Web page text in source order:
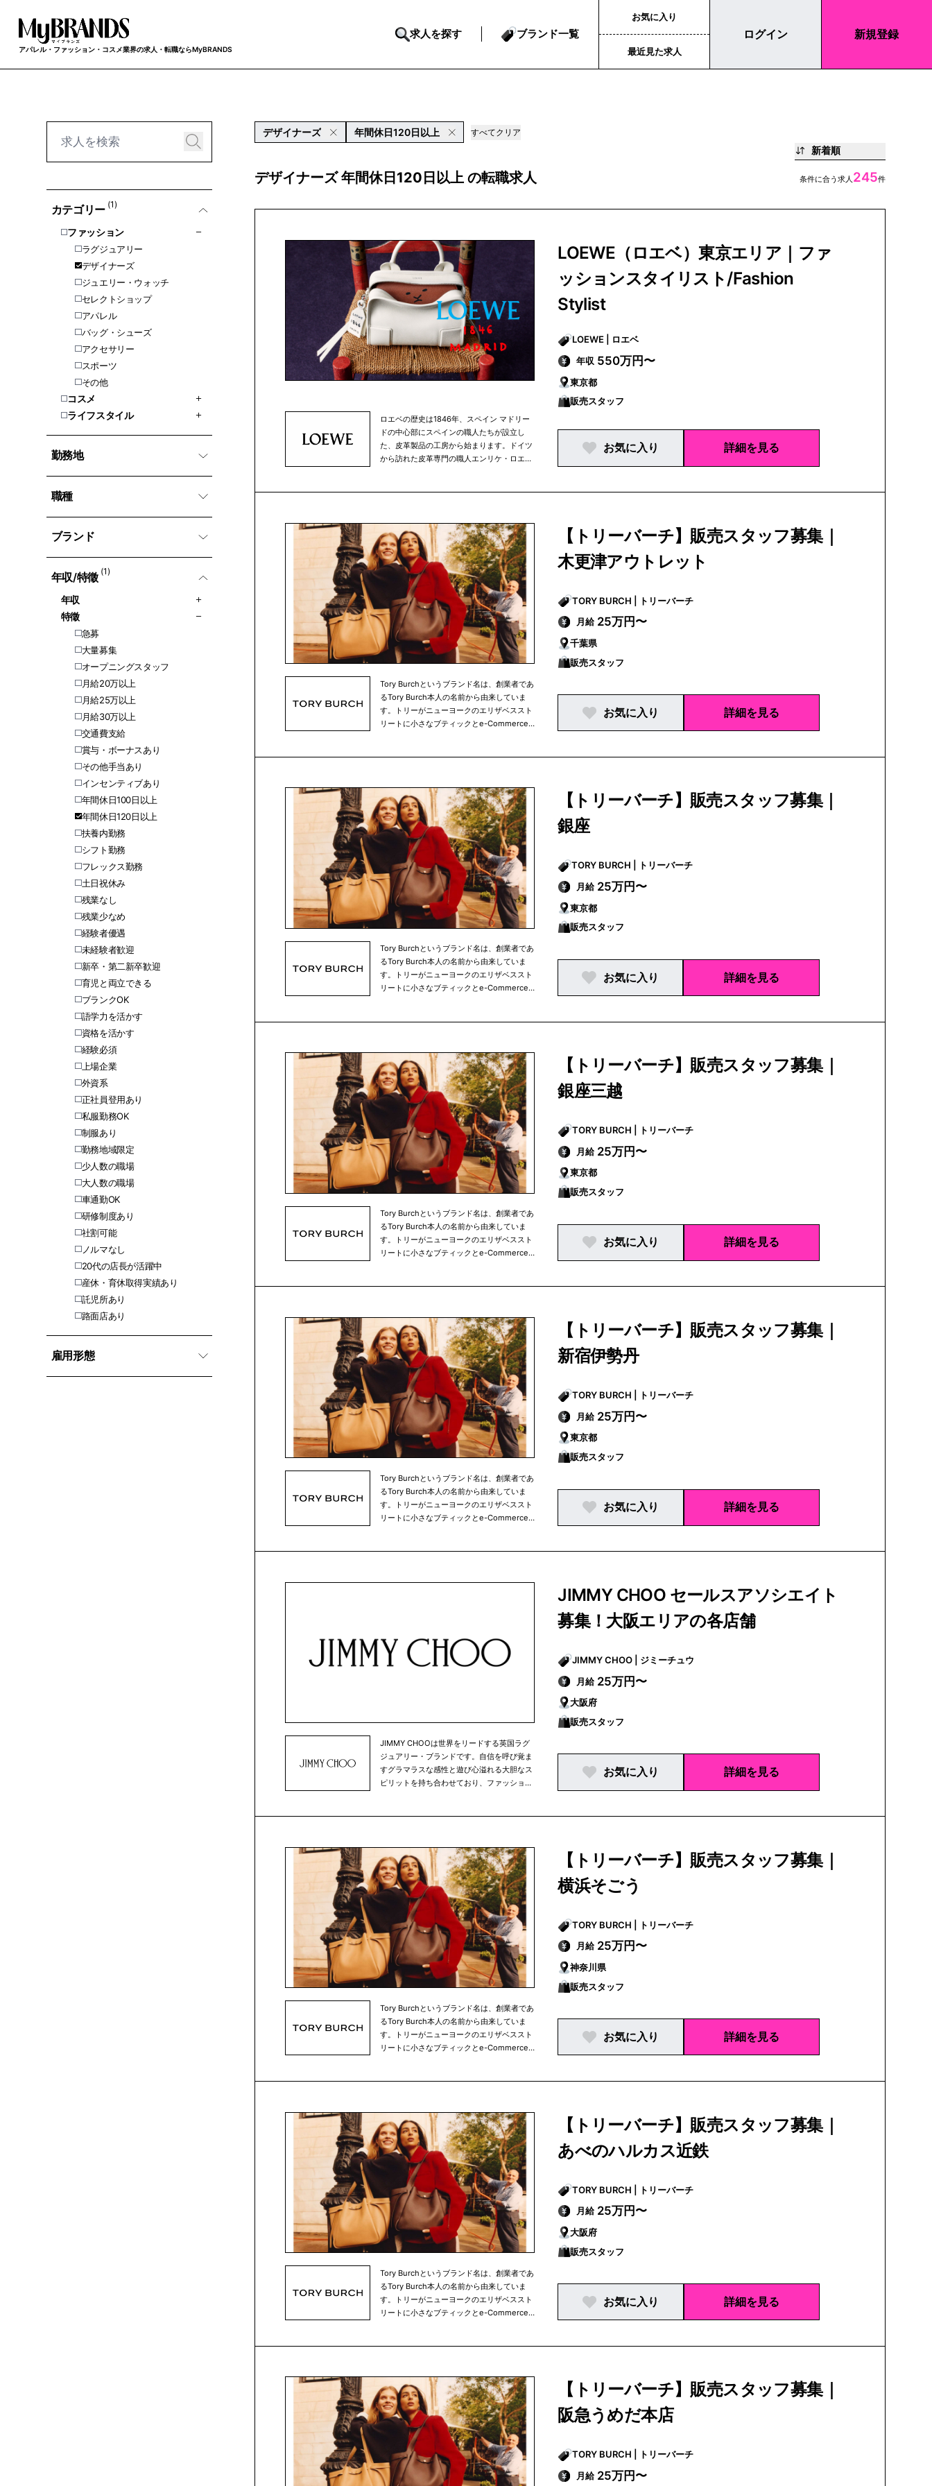
アパレル・ファッション・コスメ業界の求人・転職ならMyBRANDS
求人を探す ブランド一覧
お気に入り
最近見た求人
ログイン 新規登録
カテゴリー (1)
ファッション
ラグジュアリー
デザイナーズ
ジュエリー・ウォッチ
セレクトショップ
アパレル
バッグ・シューズ
アクセサリー
スポーツ
その他
コスメ
ライフスタイル
勤務地
職種
ブランド
年収/特徵 (1)
年収
特徵
急募
大量募集
オープニングスタッフ
月給20万以上
月給25万以上
月給30万以上
交通費支給
賞与・ボーナスあり
その他手当あり
インセンティブあり
年間休日100日以上
年間休日120日以上
扶養内勤務
シフト勤務
フレックス勤務
土日祝休み
残業なし
残業少なめ
経験者優遇
未経験者歓迎
新卒・第二新卒歓迎
育児と両立できる
ブランクOK
語学力を活かす
資格を活かす
経験必須
上場企業
外資系
正社員登用あり
私服勤務OK
制服あり
勤務地域限定
少人数の職場
大人数の職場
車通勤OK
研修制度あり
社割可能
ノルマなし
20代の店長が活躍中
産休・育休取得実績あり
託児所あり
路面店あり
雇用形態
デザイナーズ 年間休日120日以上 すべてクリア
新着順
デザイナーズ 年間休日120日以上 の転職求人 条件に合う求人 245件
ロエベの歴史は1846年、スペイン マドリー
ドの中心部にスペインの職人たちが設立し
た、皮革製品の工房から始まります。ドイツ
から訪れた皮革専門の職人エンリケ・ロエ
品は、スペインの人々を魅了し、その名声は
すぐに不動のものとなりました。以来、21世
紀に入ってからも、ロエベは、常に革新的な
試みに挑戦しながら、成長していきます。
LOEWE（ロエベ）東京エリア｜ファ
ッションスタイリスト/Fashion
Stylist
LOEWE | ロエベ
年収 550万円〜
東京都
販売スタッフ
お気に入り 詳細を見る
Tory Burchというブランド名は、創業者であ
るTory Burch本人の名前から由来していま
す。トリーがニューヨークのエリザベススト
リートに小さなブティックとe-Commerce
てきています。創業からたった十数年で、ト
リーバーチというブランドを世界的に有名な
ブランドへと育て上げました。トリーバーチ
は世界各地にブランドを展開しています。現
在トリーバーチで働く仲間は、世界中で
4500名ほどとなっております。ニューヨー
クを拠点とするインターナショナルブランド
で、「世界中の人々にインスピレーションを
与え、個性、美しさ、そして自信に満ちたカ
ラフルな毎日を送ってほしい」という願いが
込められています。当社のコレクションは、
たコレクションで、商品ラインナップは衣
類、靴、ハンドバッグ、アクセサリー、時
計、ホームアイテムなど、多岐にわたりま
す。
【トリーバーチ】販売スタッフ募集｜
木更津アウトレット
TORY BURCH | トリーバーチ
月給 25万円〜
千葉県
販売スタッフ
お気に入り 詳細を見る
Tory Burchというブランド名は、創業者であ
るTory Burch本人の名前から由来していま
す。トリーがニューヨークのエリザベススト
リートに小さなブティックとe-Commerce
てきています。創業からたった十数年で、ト
リーバーチというブランドを世界的に有名な
ブランドへと育て上げました。トリーバーチ
は世界各地にブランドを展開しています。現
在トリーバーチで働く仲間は、世界中で
4500名ほどとなっております。ニューヨー
クを拠点とするインターナショナルブランド
で、「世界中の人々にインスピレーションを
与え、個性、美しさ、そして自信に満ちたカ
ラフルな毎日を送ってほしい」という願いが
込められています。当社のコレクションは、
たコレクションで、商品ラインナップは衣
類、靴、ハンドバッグ、アクセサリー、時
計、ホームアイテムなど、多岐にわたりま
す。
【トリーバーチ】販売スタッフ募集｜
銀座
TORY BURCH | トリーバーチ
月給 25万円〜
東京都
販売スタッフ
お気に入り 詳細を見る
Tory Burchというブランド名は、創業者であ
るTory Burch本人の名前から由来していま
す。トリーがニューヨークのエリザベススト
リートに小さなブティックとe-Commerce
てきています。創業からたった十数年で、ト
リーバーチというブランドを世界的に有名な
ブランドへと育て上げました。トリーバーチ
は世界各地にブランドを展開しています。現
在トリーバーチで働く仲間は、世界中で
4500名ほどとなっております。ニューヨー
クを拠点とするインターナショナルブランド
で、「世界中の人々にインスピレーションを
与え、個性、美しさ、そして自信に満ちたカ
ラフルな毎日を送ってほしい」という願いが
込められています。当社のコレクションは、
たコレクションで、商品ラインナップは衣
類、靴、ハンドバッグ、アクセサリー、時
計、ホームアイテムなど、多岐にわたりま
す。
【トリーバーチ】販売スタッフ募集｜
銀座三越
TORY BURCH | トリーバーチ
月給 25万円〜
東京都
販売スタッフ
お気に入り 詳細を見る
Tory Burchというブランド名は、創業者であ
るTory Burch本人の名前から由来していま
す。トリーがニューヨークのエリザベススト
リートに小さなブティックとe-Commerce
てきています。創業からたった十数年で、ト
在トリーバーチで働く仲間は、世界中で
4500名ほどとなっております。ニューヨー
クを拠点とするインターナショナルブランド
たコレクションで、商品ラインナップは衣
類、靴、ハンドバッグ、アクセサリー、時
計、ホームアイテムなど、多岐にわたりま
す。
【トリーバーチ】販売スタッフ募集｜
新宿伊勢丹
TORY BURCH | トリーバーチ
月給 25万円〜
東京都
販売スタッフ
お気に入り 詳細を見る
JIMMY CHOOは世界をリードする英国ラグ
ジュアリー・ブランドです。自信を呼び覚ま
すグラマラスな感性と遊び心溢れる大胆なス
ピリットを持ち合わせており、ファッション
ズを中核アイテムに、ハンドバッグ、革小
物、スカーフ、サングラス、アイウェア、ベ
ルト、フレグランス、メンズシューズ等を展
開。クリエイティブ・ディレクターのサンド
ラ・チョイは、「世界でもっとも愛されるラ
グジュアリー・ブランドを構築する」という
ビジョンを 掲げ、1996年の設立以来ブラ
ンドと 共に歩んでいます。現在、グローバ
ル店舗ネットワークは200店以上、世界中の
有名百貨店やセレクトショップにも出店して
います。JIMMY CHOOは、グローバル・フ
プリ・ホールディングス・リミテッドの傘下
ブランドです。
JIMMY CHOO セールスアソシエイト
募集！大阪エリアの各店舗
JIMMY CHOO | ジミーチュウ
月給 25万円〜
大阪府
販売スタッフ
お気に入り 詳細を見る
Tory Burchというブランド名は、創業者であ
るTory Burch本人の名前から由来していま
す。トリーがニューヨークのエリザベススト
リートに小さなブティックとe-Commerce
てきています。創業からたった十数年で、ト
リーバーチというブランドを世界的に有名な
ブランドへと育て上げました。トリーバーチ
は世界各地にブランドを展開しています。現
在トリーバーチで働く仲間は、世界中で
4500名ほどとなっております。ニューヨー
クを拠点とするインターナショナルブランド
で、「世界中の人々にインスピレーションを
与え、個性、美しさ、そして自信に満ちたカ
ラフルな毎日を送ってほしい」という願いが
込められています。当社のコレクションは、
たコレクションで、商品ラインナップは衣
類、靴、ハンドバッグ、アクセサリー、時
計、ホームアイテムなど、多岐にわたりま
す。
【トリーバーチ】販売スタッフ募集｜
横浜そごう
TORY BURCH | トリーバーチ
月給 25万円〜
神奈川県
販売スタッフ
お気に入り 詳細を見る
Tory Burchというブランド名は、創業者であ
るTory Burch本人の名前から由来していま
す。トリーがニューヨークのエリザベススト
リートに小さなブティックとe-Commerce
てきています。創業からたった十数年で、ト
リーバーチというブランドを世界的に有名な
ブランドへと育て上げました。トリーバーチ
は世界各地にブランドを展開しています。現
在トリーバーチで働く仲間は、世界中で
4500名ほどとなっております。ニューヨー
クを拠点とするインターナショナルブランド
で、「世界中の人々にインスピレーションを
与え、個性、美しさ、そして自信に満ちたカ
【トリーバーチ】販売スタッフ募集｜
あべのハルカス近鉄
TORY BURCH | トリーバーチ
月給 25万円〜
大阪府
販売スタッフ
お気に入り 詳細を見る
【トリーバーチ】販売スタッフ募集｜
阪急うめだ本店
TORY BURCH | トリーバーチ
月給 25万円〜